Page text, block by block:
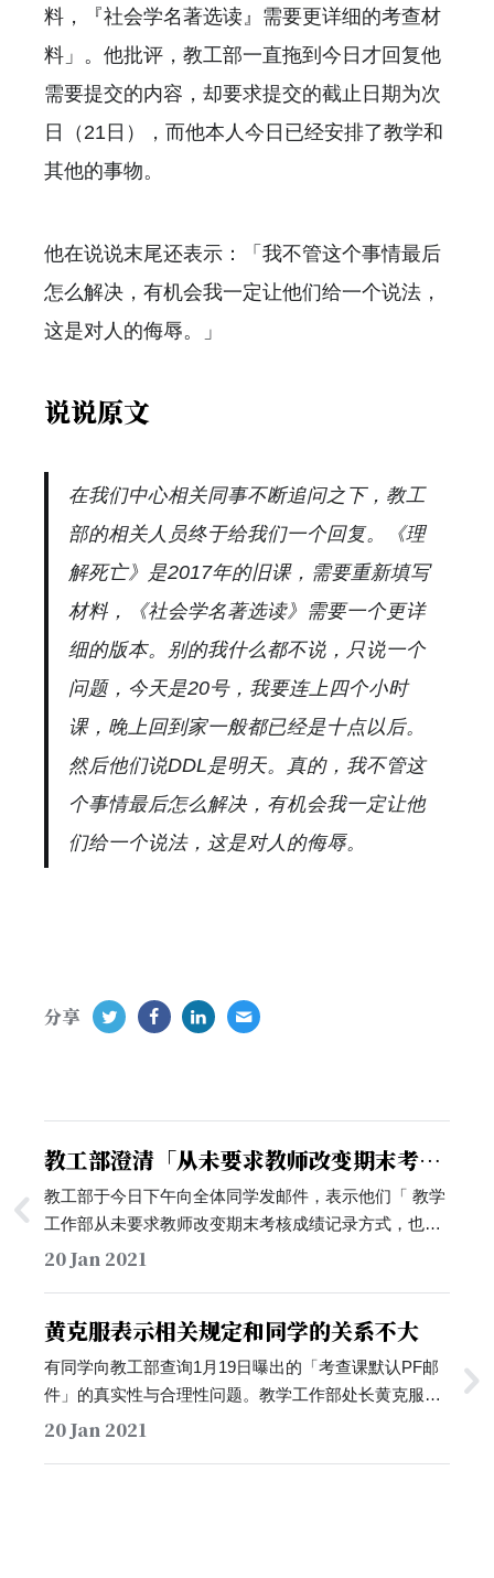
料，『社会学名著选读』需要更详细的考查材
料」。他批评，教工部一直拖到今日才回复他
需要提交的内容，却要求提交的截止日期为次
日（21日），而他本人今日已经安排了教学和
其他的事物。
他在说说末尾还表示：「我不管这个事情最后
怎么解决，有机会我一定让他们给一个说法，
这是对人的侮辱。」
说说原文
在我们中心相关同事不断追问之下，教工
部的相关人员终于给我们一个回复。《理
解死亡》是2017年的旧课，需要重新填写
材料，《社会学名著选读》需要一个更详
细的版本。别的我什么都不说，只说一个
问题，今天是20号，我要连上四个小时
课，晚上回到家一般都已经是十点以后。
然后他们说DDL是明天。真的，我不管这
个事情最后怎么解决，有机会我一定让他
们给一个说法，这是对人的侮辱。
分享
教工部澄清「从未要求教师改变期末考核
成绩记录方式」
教工部于今日下午向全体同学发邮件，表示他们「 教学
工作部从未要求教师改变期末考核成绩记录方式，也不
建议教师临时改变学期初公布的考核成绩记录方式」。
绩有异议的同学事后查证，确保课程考核的公平、公
正、合理和严肃性。」…
20 Jan 2021
黄克服表示相关规定和同学的关系不大
有同学向教工部查询1月19日曝出的「考查课默认PF邮
件」的真实性与合理性问题。教学工作部处长黄克服老
师于今日进行回复他的查询。他表示，昨日被广传的邮
20 Jan 2021